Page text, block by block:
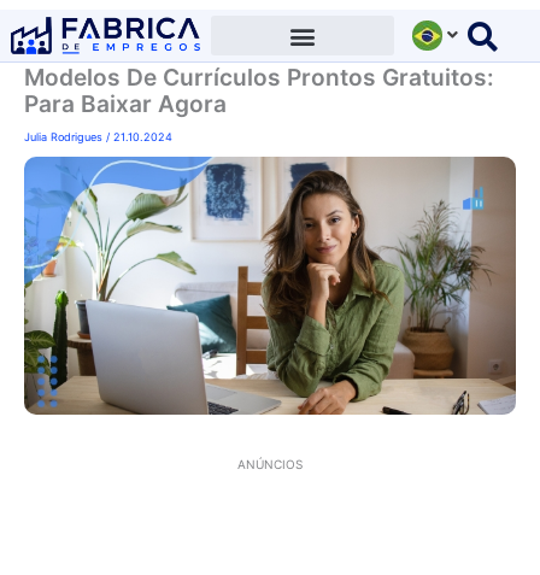
para
conteúdo
Modelos De Currículos Prontos Gratuitos:
Para Baixar Agora
Julia Rodrigues / 21.10.2024
ANÚNCIOS